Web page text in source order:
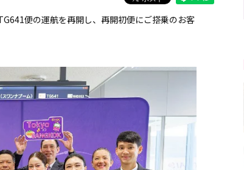
便の運航を再開し、再開初便にご搭乗のお客